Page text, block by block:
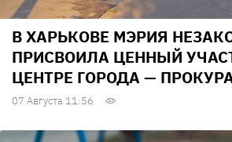
В ХАРЬКОВЕ МЭРИЯ
ПРИСВОИЛА ЦЕННЫЙ
ЦЕНТРЕ ГОРОДА —
07 Августа 11:56